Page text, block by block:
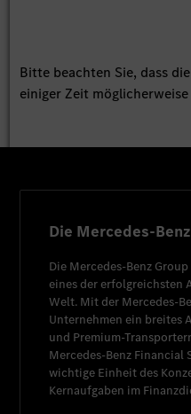
Bitte beachten Sie, dass
einiger Zeit
Die Mercedes-
Die Mercedes-Benz Group
eines der erfolgreichsten
Welt. Mit der Mercedes-
Unternehmen ein breites
und Premium-
Mercedes-Benz Financial
wichtige Einheit des
Kernaufgaben im